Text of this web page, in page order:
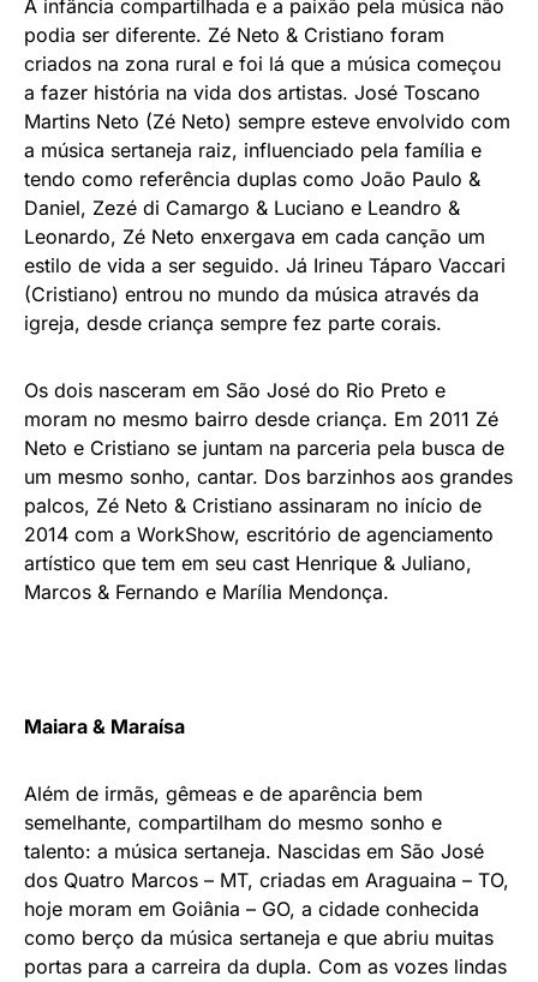
A infância compartilhada e a paixão pela música não
podia ser diferente. Zé Neto & Cristiano foram
criados na zona rural e foi lá que a música começou
a fazer história na vida dos artistas. José Toscano
Martins Neto (Zé Neto) sempre esteve envolvido com
a música sertaneja raiz, influenciado pela família e
tendo como referência duplas como João Paulo &
Daniel, Zezé di Camargo & Luciano e Leandro &
Leonardo, Zé Neto enxergava em cada canção um
estilo de vida a ser seguido. Já Irineu Táparo Vaccari
(Cristiano) entrou no mundo da música através da
igreja, desde criança sempre fez parte corais.
Os dois nasceram em São José do Rio Preto e
moram no mesmo bairro desde criança. Em 2011 Zé
Neto e Cristiano se juntam na parceria pela busca de
um mesmo sonho, cantar. Dos barzinhos aos grandes
palcos, Zé Neto & Cristiano assinaram no início de
2014 com a WorkShow, escritório de agenciamento
artístico que tem em seu cast Henrique & Juliano,
Marcos & Fernando e Marília Mendonça.
Maiara & Maraísa
Além de irmãs, gêmeas e de aparência bem
semelhante, compartilham do mesmo sonho e
talento: a música sertaneja. Nascidas em São José
dos Quatro Marcos – MT, criadas em Araguaina – TO,
hoje moram em Goiânia – GO, a cidade conhecida
como berço da música sertaneja e que abriu muitas
portas para a carreira da dupla. Com as vozes lindas